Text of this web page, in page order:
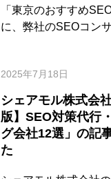
「東京のおすすめ
に、弊社のSEOコン
した。 掲載内容につ
下をご覧ください。
会社6選 ...
2025年7月18日
シェアモル株式会
版】SEO対策代行
グ会社12選」の記
た